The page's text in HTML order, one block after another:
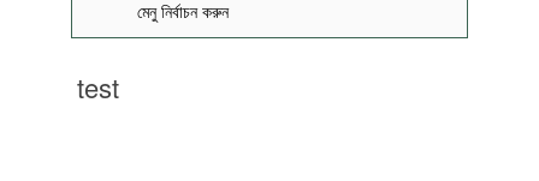
মেনু নির্বাচন করুন
test